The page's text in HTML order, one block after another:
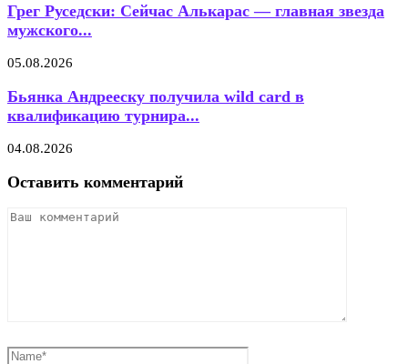
Грег Руседски: Сейчас Алькарас — главная звезда
мужского...
05.08.2026
Бьянка Андрееску получила wild card в
квалификацию турнира...
04.08.2026
Оставить комментарий